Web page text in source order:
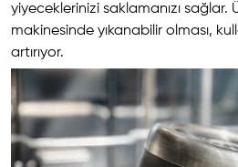
yiyeceklerinizi saklamanızı sağlar.
makinesinde yıkanabilir olması,
artırıyor.